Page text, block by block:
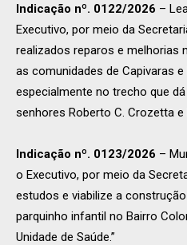
Indicação nº. 0122/2026 –
Executivo, por meio da
realizados reparos e melhorias
as comunidades de Capivaras e
especialmente no trecho que
senhores Roberto C. Crozetta e
Indicação nº. 0123/2026 –
o Executivo, por meio da
estudos e viabilize a
parquinho infantil no Bairro
Unidade de Saúde.”